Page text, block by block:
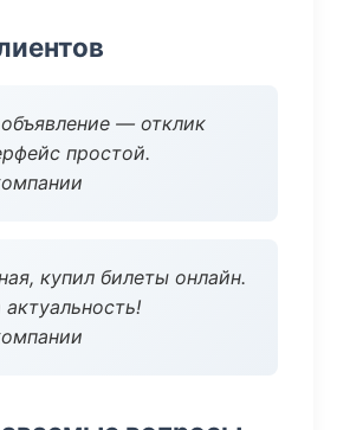
— отклик
простой.
купил билеты онлайн.